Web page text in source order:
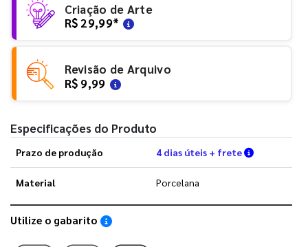
Criação de Arte
R$ 29,99*
Revisão de Arquivo
R$ 9,99
Especificações do Produto
Prazo de produção 4 dias úteis + frete Verifique
Material Porcelana
Utilize o gabarito Saiba como utilizar os nossos gabaritos